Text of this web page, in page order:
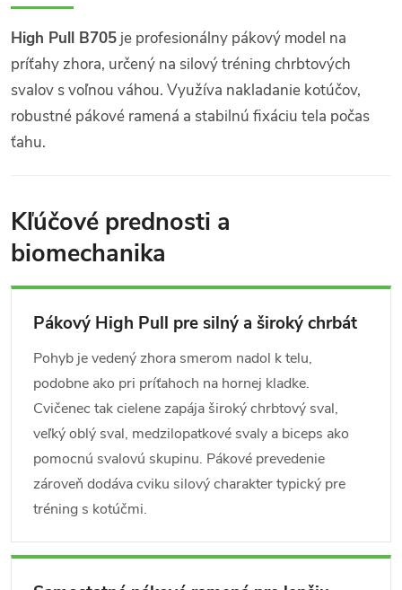
High Pull B705 je profesionálny pákový model na
príťahy zhora, určený na silový tréning chrbtových
svalov s voľnou váhou. Využíva nakladanie kotúčov,
robustné pákové ramená a stabilnú fixáciu tela počas
ťahu.
Kľúčové prednosti a
biomechanika
Pákový High Pull pre silný a široký chrbát
Pohyb je vedený zhora smerom nadol k telu,
podobne ako pri príťahoch na hornej kladke.
Cvičenec tak cielene zapája široký chrbtový sval,
veľký oblý sval, medzilopatkové svaly a biceps ako
pomocnú svalovú skupinu. Pákové prevedenie
zároveň dodáva cviku silový charakter typický pre
tréning s kotúčmi.